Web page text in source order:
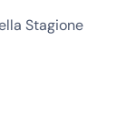
Stagione